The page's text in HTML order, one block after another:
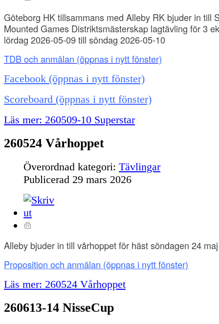
Göteborg HK tillsammans med Alleby RK bjuder in till
Mounted Games Distriktsmästerskap lagtävling för 3
lördag 2026-05-09 till söndag 2026-05-10
TDB och anmälan (öppnas i nytt fönster)
Facebook (öppnas i nytt fönster)
Scoreboard (öppnas i nytt fönster)
Läs mer: 260509-10 Superstar
260524 Vårhoppet
Överordnad kategori: Tävlingar
Publicerad 29 mars 2026
Alleby bjuder in till vårhoppet för häst söndagen 24 maj
Proposition och anmälan (öppnas i nytt fönster)
Läs mer: 260524 Vårhoppet
260613-14 NisseCup